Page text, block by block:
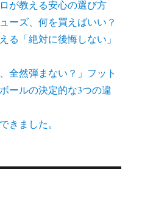
が教える安心の選び方
ーズ、何を買えばいい？
る「絶対に後悔しない」
全然弾まない？」フット
ールの決定的な3つの違
きました。